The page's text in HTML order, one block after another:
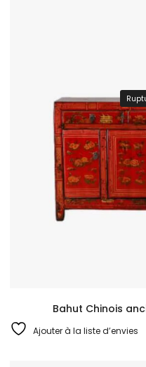
Bahut Chinois
Ajouter à la liste d’envies